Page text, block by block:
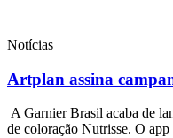
Notícias
Artplan assina
A Garnier Brasil acaba de
de coloração Nutrisse. O app